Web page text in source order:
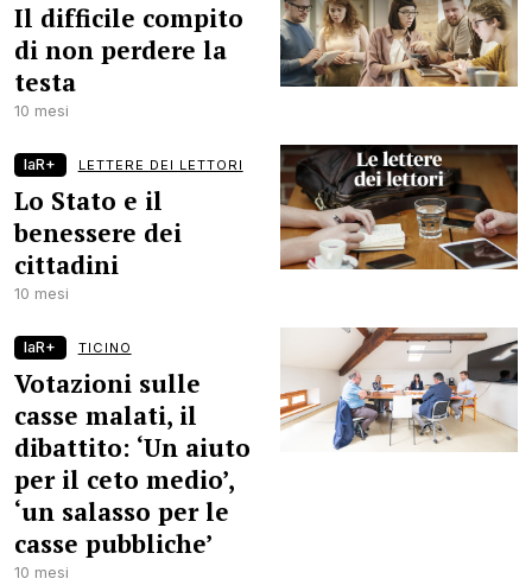
Il difficile compito
di non perdere la
testa
10 mesi
laR+ LETTERE DEI LETTORI
Lo Stato e il
benessere dei
cittadini
10 mesi
laR+ TICINO
Votazioni sulle
casse malati, il
dibattito: ‘Un aiuto
per il ceto medio’,
‘un salasso per le
casse pubbliche’
10 mesi